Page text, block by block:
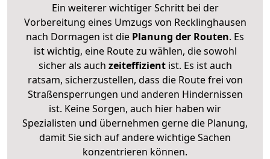
Ein weiterer wichtiger Schritt bei der
Vorbereitung eines Umzugs von Recklinghausen
nach Dormagen ist die Planung der Routen. Es
ist wichtig, eine Route zu wählen, die sowohl
sicher als auch zeiteffizientist. Es ist auch
ratsam, sicherzustellen, dass die Route frei von
Straßensperrungen und anderen Hindernissen
ist. Keine Sorgen, auch hier haben wir
Spezialisten und übernehmen gerne die Planung,
damit Sie sich auf andere wichtige Sachen
konzentrieren können.